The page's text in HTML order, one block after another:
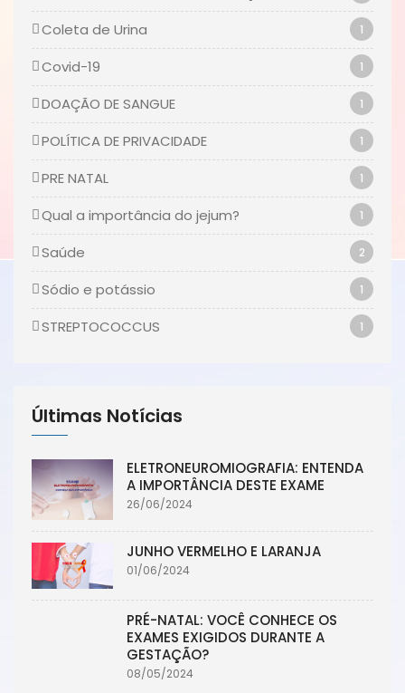
Coleta de Urina 1
Covid-19 1
DOAÇÃO DE SANGUE 1
POLÍTICA DE PRIVACIDADE 1
PRE NATAL 1
Qual a importância do jejum? 1
Saúde 2
Sódio e potássio 1
STREPTOCOCCUS 1
Últimas Notícias
ELETRONEUROMIOGRAFIA: ENTENDA
A IMPORTÂNCIA DESTE EXAME
26/06/2024
JUNHO VERMELHO E LARANJA
01/06/2024
PRÉ-NATAL: VOCÊ CONHECE OS
EXAMES EXIGIDOS DURANTE A
GESTAÇÃO?
08/05/2024